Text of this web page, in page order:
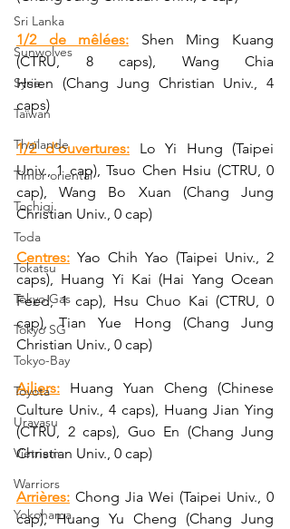
Sri Lanka
Sunwolves
Syrie
Taïwan
Thaïlande
Timor oriental
Tochigi
Toda
Tokatsu
Tokyo Gas
Tokyo SG
Tokyo-Bay
Toyota
Urayasu
Vietnam
Warriors
Yokohama
1/2 de mêlées: Shen Ming Kuang
(CTRU, 8 caps), Wang Chia
Hsien (Chang Jung Christian Univ., 4
caps)
1/2 d'ouvertures: Lo Yi Hung (Taipei
Univ., 1 cap), Tsuo Chen Hsiu (CTRU, 0
cap), Wang Bo Xuan (Chang Jung
Christian Univ., 0 cap)
Centres: Yao Chih Yao (Taipei Univ., 2
caps), Huang Yi Kai (Hai Yang Ocean
Feed, 1 cap), Hsu Chuo Kai (CTRU, 0
cap), Tian Yue Hong (Chang Jung
Christian Univ., 0 cap)
Ailiers: Huang Yuan Cheng
(Chinese
Culture Univ., 4 caps), Huang Jian Ying
(CTRU, 2 caps), Guo En (Chang Jung
Christian Univ., 0 cap)
Arrières: Chong Jia Wei (Taipei Univ., 0
cap), Huang Yu Cheng (Chang Jung